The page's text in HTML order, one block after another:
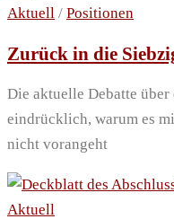
Aktuell / Positionen
Zurück in die
Die aktuelle Debatte
eindrücklich, warum es
nicht vorangeht
Aktuell